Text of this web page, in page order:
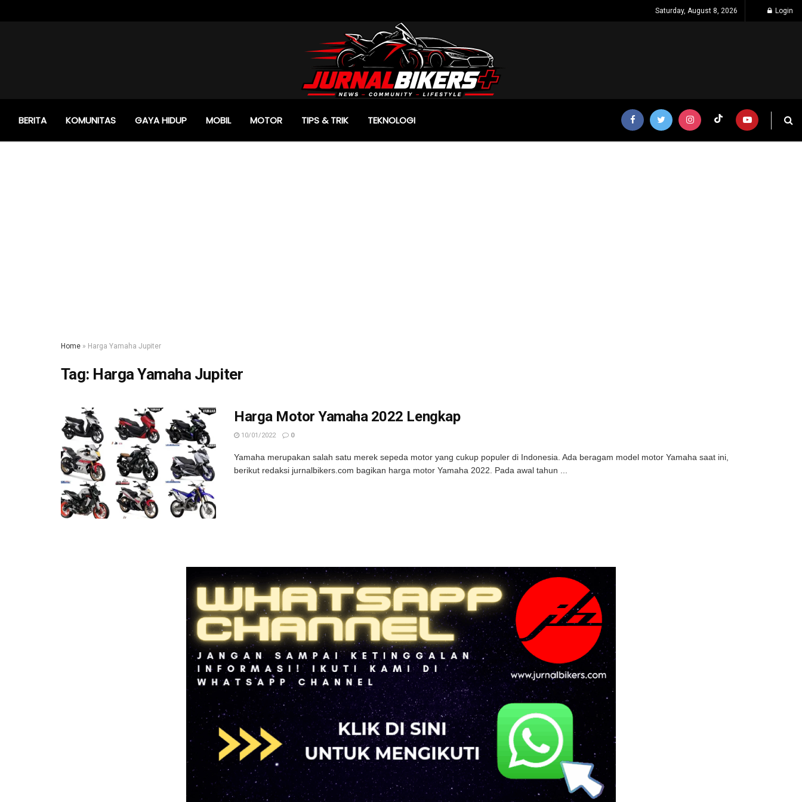
Saturday, August 8, 2026 Login
BERITA KOMUNITAS GAYA HIDUP MOBIL MOTOR TIPS & TRIK TEKNOLOGI
Home » Harga Yamaha Jupiter
Tag: Harga Yamaha Jupiter
Harga Motor Yamaha 2022 Lengkap
10/01/2022 0
Yamaha merupakan salah satu merek sepeda motor yang cukup populer di Indonesia. Ada beragam model motor Yamaha saat ini,
berikut redaksi jurnalbikers.com bagikan harga motor Yamaha 2022. Pada awal tahun ...